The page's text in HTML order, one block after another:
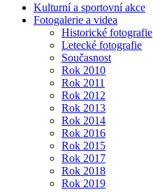
Kulturní a sportovní akce
Fotogalerie a videa
Historické fotografie
Letecké fotografie
Současnost
Rok 2010
Rok 2011
Rok 2012
Rok 2013
Rok 2014
Rok 2016
Rok 2015
Rok 2017
Rok 2018
Rok 2019